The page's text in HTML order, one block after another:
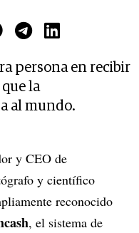
persona en recibir
la
al mundo.
y CEO de
y científico
reconocido
, el sistema de